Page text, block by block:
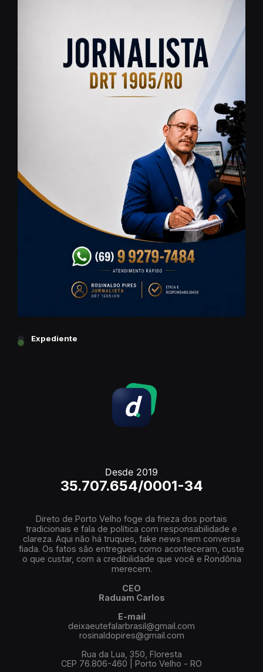
Expediente
Desde 2019
35.707.654/0001-34
Direto de Porto Velho foge da frieza dos portais
tradicionais e fala de política com responsabilidade e
clareza. Aqui não há truques, fake news nem conversa
fiada. Os fatos são entregues como aconteceram, custe
o que custar, com a credibilidade que você e Rondônia
merecem.
CEO
Raduam Carlos
E-mail
deixaeutefalarbrasil@gmail.com
rosinaldopires@gmail.com
Rua da Lua, 350, Floresta
CEP 76.806-460 | Porto Velho - RO